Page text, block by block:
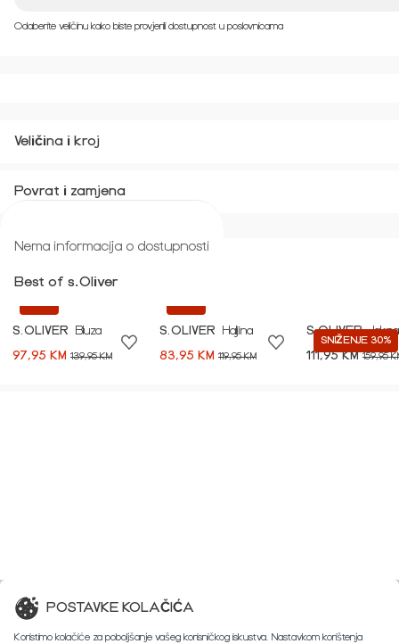
Nema informacija o dostupnosti
Odaberite veličinu kako biste provjerili dostupnost u poslovnicama
Veličina i kroj
Povrat i zamjena
Best of s.Oliver
S.OLIVER
Bluza
97,95 KM 139,95 KM
S.OLIVER
Haljina
83,95 KM 119,95 KM
SNIŽENJE 30%
S.OLIVER Jakna
111,95 KM159,95
POSTAVKE KOLAČIĆA
Koristimo kolačiće za poboljšanje vašeg korisničkog iskustva. Nastavkom korištenja